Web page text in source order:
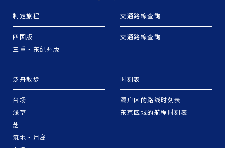
制定旅程
四国版
三重・东纪州版
交通路線查詢
交通路線查詢
泛舟散步
台场
浅草
芝
筑地・月岛
时刻表
濑户区的路线时刻表
东京区域的航程时刻表